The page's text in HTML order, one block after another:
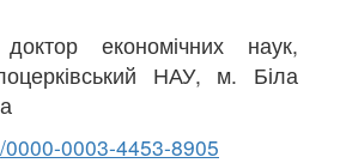
економічних наук,
НАУ, м. Біла
/0000-0003-4453-8905